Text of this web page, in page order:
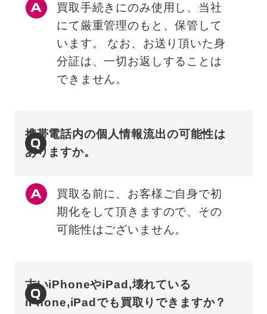
買取手続きにのみ使用し、当社
にて厳重管理のもと、保管して
います。 なお、お送り頂いた身
分証は、一切お返しすることは
できません。
Q
携帯電話内の個人情報流出の可能性は
ありますか。
買取る前に、お客様ご自身で初
期化をして頂きますので、その
可能性はございません。
Q
古いiPhoneやiPad,壊れている
iPhone,iPadでも買取りできますか？